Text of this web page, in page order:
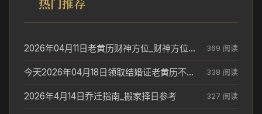
2026年04月11日老黄历财神方位_财神方位与供奉讲究 369 阅读
今天2026年04月18日领取结婚证老黄历不适合吗_领证日期参考 338 阅读
2026年4月14日乔迁指南_搬家择日参考 327 阅读